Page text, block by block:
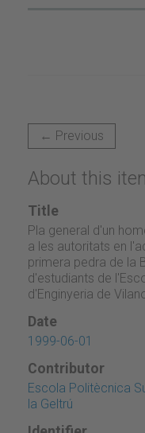
← Previous
About this
Title
Pla general d'un
a les autoritats en
primera pedra de la
d'estudiants de
d'Enginyeria de
Date
1999-06-01
Contributor
Escola Politècnica
la Geltrú